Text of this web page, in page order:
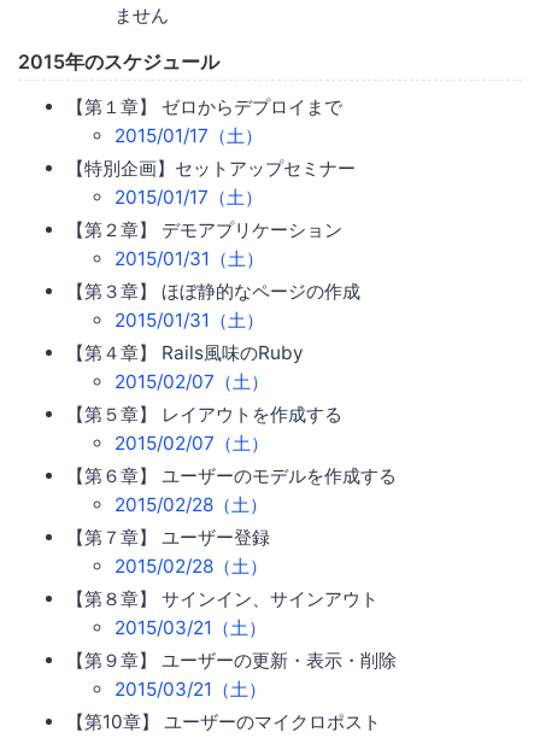
ません
2015年のスケジュール
【第１章】 ゼロからデプロイまで
2015/01/17（土）
【特別企画】セットアップセミナー
2015/01/17（土）
【第２章】 デモアプリケーション
2015/01/31（土）
【第３章】 ほぼ静的なページの作成
2015/01/31（土）
【第４章】 Rails風味のRuby
2015/02/07（土）
【第５章】 レイアウトを作成する
2015/02/07（土）
【第６章】 ユーザーのモデルを作成する
2015/02/28（土）
【第７章】 ユーザー登録
2015/02/28（土）
【第８章】 サインイン、サインアウト
2015/03/21（土）
【第９章】 ユーザーの更新・表示・削除
2015/03/21（土）
【第10章】 ユーザーのマイクロポスト